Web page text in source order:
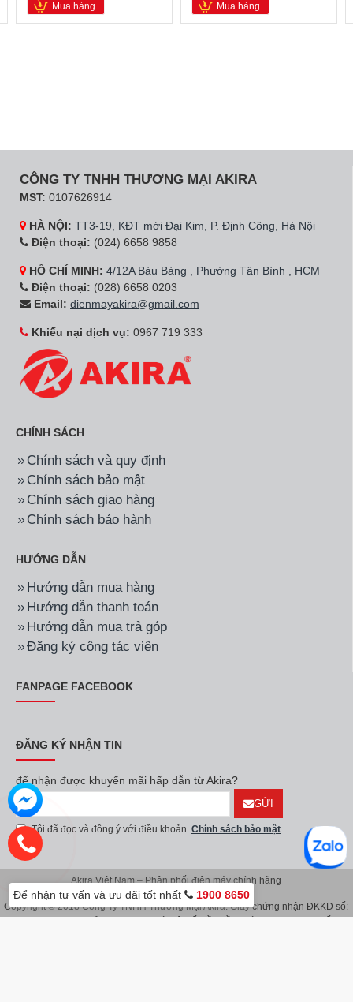
Mua hàng Mua hàng
CÔNG TY TNHH THƯƠNG MẠI AKIRA
MST: 0107626914
HÀ NỘI: TT3-19, KĐT mới Đại Kim, P. Định Công, Hà Nội
Điện thoại: (024) 6658 9858
HỒ CHÍ MINH: 4/12A Bàu Bàng , Phường Tân Bình , HCM
Điện thoại: (028) 6658 0203
Email: dienmayakira@gmail.com
Khiếu nại dịch vụ: 0967 719 333
CHÍNH SÁCH
Chính sách và quy định
Chính sách bảo mật
Chính sách giao hàng
Chính sách bảo hành
HƯỚNG DẪN
Hướng dẫn mua hàng
Hướng dẫn thanh toán
Hướng dẫn mua trả góp
Đăng ký cộng tác viên
FANPAGE FACEBOOK
ĐĂNG KÝ NHẬN TIN
để nhận được khuyến mãi hấp dẫn từ Akira?
GỬI
Tôi đã đọc và đồng ý với điều khoản Chính sách bảo mật
Akira Việt Nam – Phân phối điện máy chính hãng
Copyright © 2018 Công Ty TNHH Thương Mại Akira. Giấy chứng nhận ĐKKD số:
Để nhận tư vấn và ưu đãi tốt nhất 1900 8650